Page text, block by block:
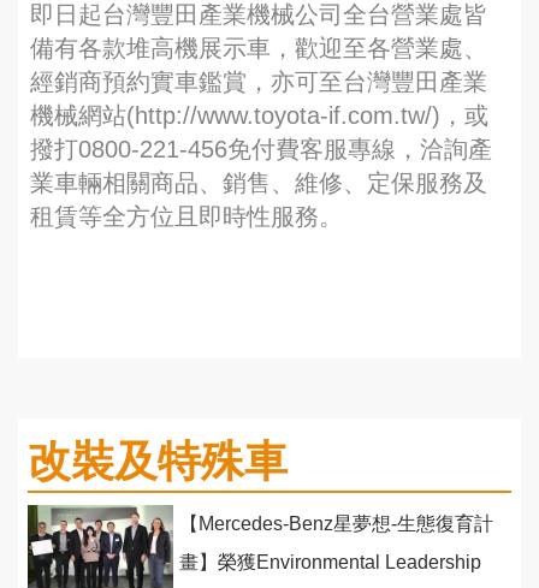
即日起台灣豐田產業機械公司全台營業處皆
備有各款堆高機展示車，歡迎至各營業處、
經銷商預約實車鑑賞，亦可至台灣豐田產業
機械網站(http://www.toyota-if.com.tw/)，或
撥打0800-221-456免付費客服專線，洽詢產
業車輛相關商品、銷售、維修、定保服務及
租賃等全方位且即時性服務。
改裝及特殊車
【Mercedes-Benz星夢想-生態復育計
畫】榮獲Environmental Leadership